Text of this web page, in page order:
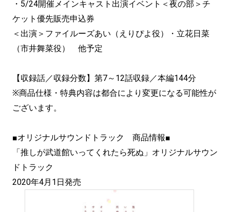
・5/24開催メインキャスト出演イベント＜夜の部＞チ
ケット優先販売申込券
＜出演＞ファイルーズあい（えりぴよ役）・立花日菜
（市井舞菜役） 他予定
【収録話／収録分数】第7～12話収録／本編144分
※商品仕様・特典内容は都合により変更になる可能性が
ございます。
■オリジナルサウンドトラック 商品情報■
「推しが武道館いってくれたら死ぬ」オリジナルサウン
ドトラック
2020年4月1日発売